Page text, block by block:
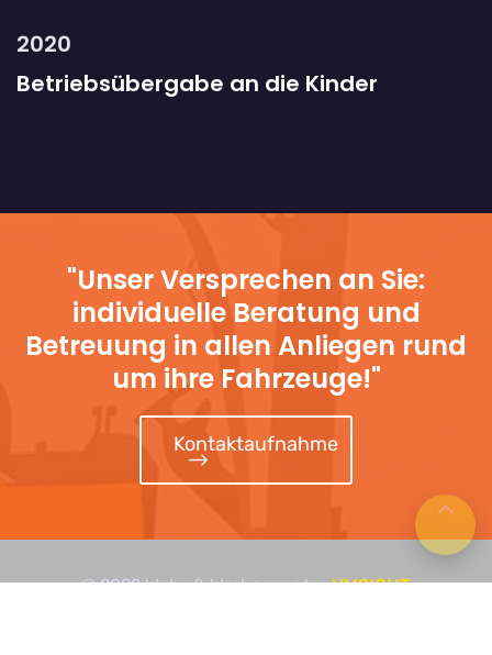
2020
Betriebsübergabe an die Kinder
"Unser Versprechen an Sie:
individuelle Beratung und
Betreuung in allen Anliegen rund
um ihre Fahrzeuge!"
Kontaktaufnahme
© 2022 Web- & WerbeagenturUMSICHT